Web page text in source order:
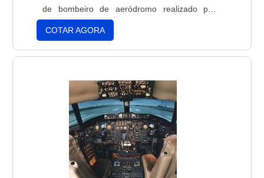
de bombeiro de aeródromo realizado pela
INFRAERO.Atualmente somente a Infraero foi
autorizada a ministrar o curso de bombeiro de
aeródromo e para realizar este curso é
pelos aeroportos que....
COTAR AGORA